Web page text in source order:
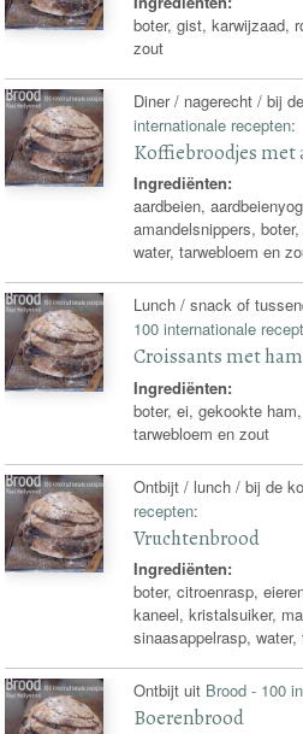
boter, gist, karwijzaad,
zout
Diner / nagerecht / bij
internationale recepten:
Koffiebroodjes met
Ingrediënten:
aardbeien,
amandelsnippers,
water, tarwebloem en
Lunch / snack of
100 internationale
Croissants met
Ingrediënten:
boter, ei, gekookte
tarwebloem en zout
Ontbijt / lunch / bij de
recepten:
Vruchtenbrood
Ingrediënten:
boter, citroenrasp,
kaneel, kristalsuiker,
sinaasappelrasp,
Ontbijt uit Brood - 100
Boerenbrood